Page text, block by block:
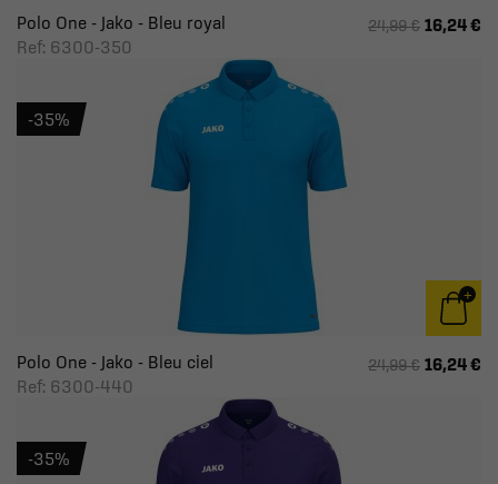
Polo One - Jako - Bleu royal
Ref: 6300-350
24,99 € 16,24 €
Polo One - Jako - Bleu ciel
Ref: 6300-440
24,99 € 16,24 €
-35%
-35%